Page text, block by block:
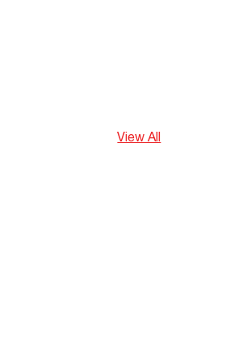
View All